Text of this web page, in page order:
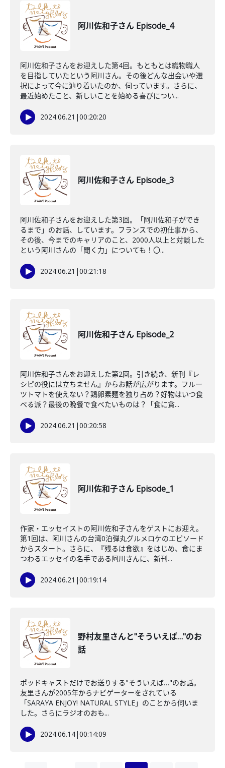
阿川佐和子さん Episode_4
阿川佐和子さんをお迎えした第4回。もともとは織物職人
を目指していたという阿川さん。その後どんな出会いや選
択によって今に辿り着いたのか、伺っています。さらに、
最近始めたこと、新しいことを始める喜びについ...
2024.06.21 |00:20:20
阿川佐和子さん Episode_3
阿川佐和子さんをお迎えした第3回。「阿川佐和子ができ
るまで」のお話、しています。フランスでの初仕事から、
その後、今までのキャリアのこと、2000人以上と対談した
という阿川さんの「聞く力」についても！〇...
2024.06.21 |00:21:18
阿川佐和子さん Episode_2
阿川佐和子さんをお迎えした第2回。引き続き、新刊『レ
シピの役には立ちません』からお話が広がります。フルー
ツトマトを使えない？鶏卵素麺を独り占め？好物はいつ食
べる派？最後の晩餐で食べたいものは？「食に貪...
2024.06.21 |00:20:58
阿川佐和子さん Episode_1
作家・エッセイストの阿川佐和子さんをゲストにお迎え。
第1回は、阿川さんの台湾0泊弾丸グルメロケのエピソード
からスタート。さらに、『残るは食欲』をはじめ、食にま
つわるエッセイの名手である阿川さんに、新刊...
2024.06.21 |00:19:14
野村友里さんと"そういえば…"のお
話
ポッドキャストだけでお送りする"そういえば…"のお話。
友里さんが2005年からナビゲーターをされている
「SARAYA ENJOY! NATURAL STYLE」のことから伺いま
した。さらにラジオのおも...
2024.06.14|00:14:09